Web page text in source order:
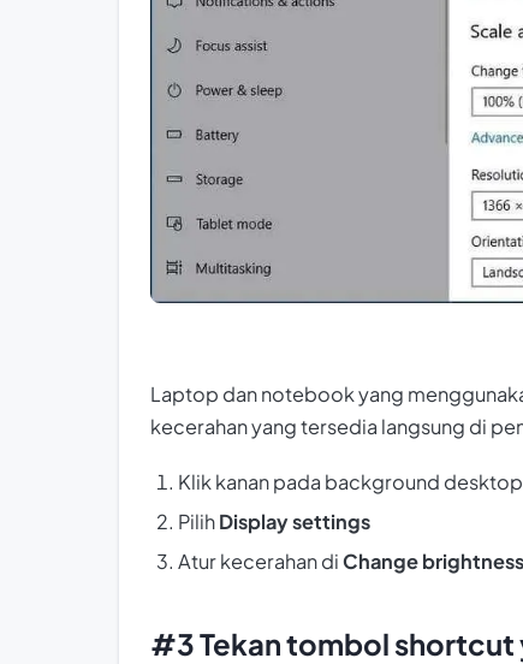
Laptop dan notebook yang
kecerahan yang tersedia langsung di
Klik kanan pada background desktop
PilihDisplay settings
Atur kecerahan diChange brightness
#3 Tekan tombol shortcut